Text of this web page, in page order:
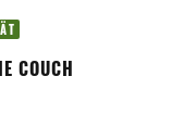
COUCH